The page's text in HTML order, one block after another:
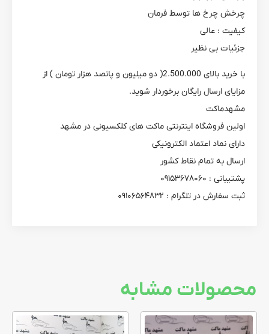
چرخش چرخ ها توسط فرمان
کیفیت : عالی
جزئیات بی نظیر
با خرید بالای 2.500.000( دو میلیون و پانصد هزار تومان ) از
مزایای ارسال رایگان برخوردار شوید.
مشهدماکت
اولین فروشگاه اینترنتی ماکت های کلکسیونی در مشهد
دارای نماد اعتماد الکترونیکی
ارسال به تمام نقاط کشور
پشتیبانی : ۰۹۱۵۳۶۷۸۰۶۰
ثبت سفارش در تلگرام : ۰۹۱۰۶۵۶۴۸۳۲
محصولات مشابه